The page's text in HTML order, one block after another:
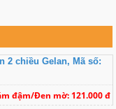
2 chiều Gelan, Mã số:
đậm/Đen mờ: 121.000 đ